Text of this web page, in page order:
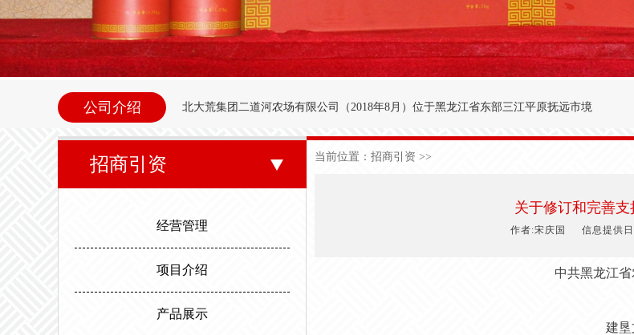
公司介绍 北大荒集团二道河农场有限公司（ 2018年8月 ） 位于黑龙江省东部三江平原抚远市境
内别拉洪河下游西岸。地理坐标为北纬47°35′～47°50′，东经134°00′～134°25′之间。
东以别拉洪河、南以二道河与八五九农场为界；西与前锋农场接壤；北与前哨农场毗
邻。场内地势平坦，西北高东南低。属于中温湿润性季风气候，极端日最低气温-40.3
度，最高气温35.6度。年平均无霜期1 度，年降雨量590毫米。
招商引资
经营管理
项目介绍
产品展示
当前位置： 招商引资 >>
关于修订和完善
作者:宋庆国 信息提供
中共黑龙江
建垦